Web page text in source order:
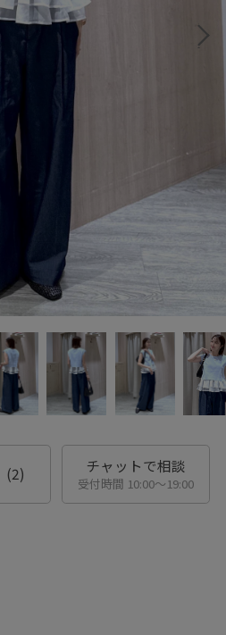
(2) チャットで相談
受付時間 10:00〜19:00